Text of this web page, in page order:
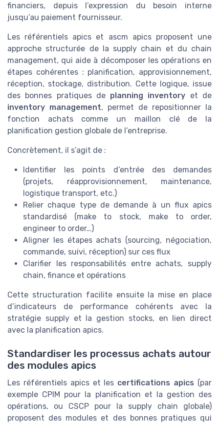
financiers, depuis l’expression du besoin interne
jusqu’au paiement fournisseur.
Les référentiels apics et ascm apics proposent une
approche structurée de la supply chain et du chain
management, qui aide à décomposer les opérations en
étapes cohérentes : planification, approvisionnement,
réception, stockage, distribution. Cette logique, issue
des bonnes pratiques de planning inventory et de
inventory management, permet de repositionner la
fonction achats comme un maillon clé de la
planification gestion globale de l’entreprise.
Concrètement, il s’agit de :
Identifier les points d’entrée des demandes
(projets, réapprovisionnement, maintenance,
logistique transport, etc.)
Relier chaque type de demande à un flux apics
standardisé (make to stock, make to order,
engineer to order…)
Aligner les étapes achats (sourcing, négociation,
commande, suivi, réception) sur ces flux
Clarifier les responsabilités entre achats, supply
chain, finance et opérations
Cette structuration facilite ensuite la mise en place
d’indicateurs de performance cohérents avec la
stratégie supply et la gestion stocks, en lien direct
avec la planification apics.
Standardiser les processus achats autour
des modules apics
Les référentiels apics et les certifications apics (par
exemple CPIM pour la planification et la gestion des
opérations, ou CSCP pour la supply chain globale)
proposent des modules et des bonnes pratiques qui